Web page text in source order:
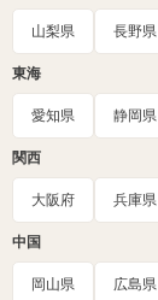
山梨県 長野県
東海
愛知県 静岡県
関西
大阪府 兵庫県
中国
岡山県 広島県